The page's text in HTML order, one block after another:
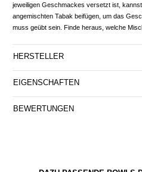
jeweiligen Geschmackes versetzt ist,
angemischten Tabak beifügen, um das
muss geübt sein. Finde heraus, welche
HERSTELLER
EIGENSCHAFTEN
BEWERTUNGEN